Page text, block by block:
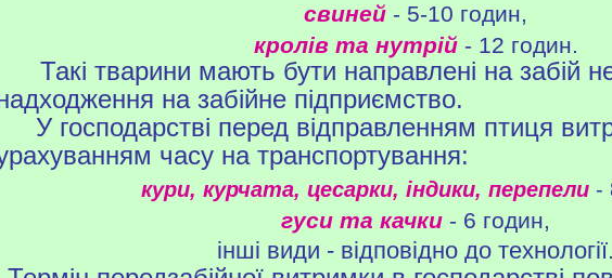
свиней - 5-10 годин,
кролів та нутрій - 12 годин.
Такі тварини мають бути направлені на забій
на забійне підприємство.
У господарстві перед відправленням птиця
часу на транспортування:
кури, курчата, цесарки, індики, перепели -
гуси та качки - 6 годин,
інші види - відповідно до технології.